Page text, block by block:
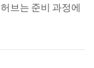
브는 준비 과정에